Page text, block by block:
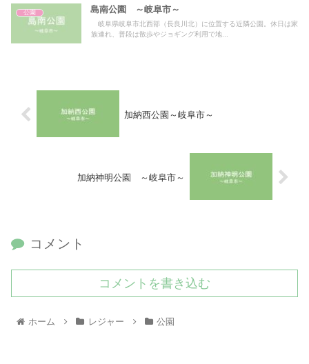
公園 島南公園 ～岐阜市～
岐阜県岐阜市北西部（長良川北）に位置する近隣公園。休日は家
族連れ、普段は散歩やジョギング利用で地...
加納西公園～岐阜市～
加納神明公園 ～岐阜市～
コメント
コメントを書き込む
ホーム レジャー 公園